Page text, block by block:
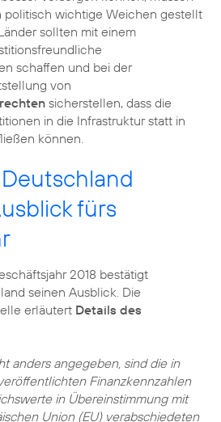
politisch wichtige Weichen gestellt
sollten mit einem
schaffen und bei der
von
sicherstellen, dass die
in die Infrastruktur statt in
können.
fürs
2018 bestätigt
seinen Ausblick. Die
erläutert Details des
anders angegeben, sind die in
Finanzkennzahlen
in Übereinstimmung mit
Union (EU) verabschiedeten